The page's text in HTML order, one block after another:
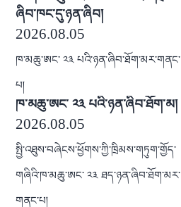
ཞིབ་ཁང་དུ་ཉན་ཞིབ།
2026.08.05
ཁ་མཆུ་ཨང་ ༢༣ པའི་ཉན་ཞིབ་ཐོག་མར་གནང་
པ།
ཁ་མཆུ་ཨང་ ༢༣ པའི་ཉན་ཞིབ་ཐོག་མ།
2026.08.05
སྤྱི་འཐུས་བཞེངས་ཕྱོགས་ཀྱི་ཁྲིམས་གཏུག་གྱོད་
གཞིའི་ཁ་མཆུ་ཨང་ ༢༣ ཐད་ཉན་ཞིབ་ཐོག་མར་
གནང་པ།